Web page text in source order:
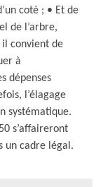
coté ; • Et de
de l’arbre,
il convient de
à
dépenses
l’élagage
systématique.
s’affaireront
un cadre légal.